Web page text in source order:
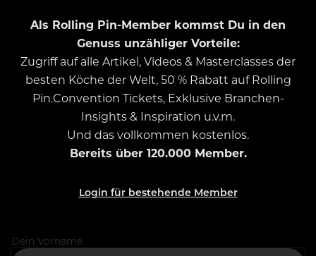
Als Rolling Pin-Member kommst Du in den
Genuss unzähliger Vorteile:
Zugriff auf alle Artikel, Videos & Masterclasses der
besten Köche der Welt, 50 % Rabatt auf Rolling
Pin.Convention Tickets, Exklusive Branchen-
Insights & Inspiration u.v.m.
Und das vollkommen kostenlos.
Bereits über 120.000 Member.
Login für bestehende Member
Dein Vorname